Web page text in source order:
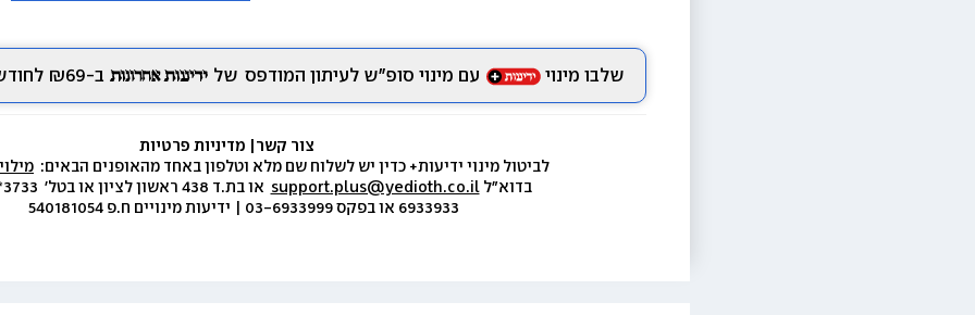
שלבו מינוי עם מינוי סופ״ש לעיתון המודפס של ב-₪69 לחודש.
צור קשר
לביטול מינוי ידיעות+ כדין יש לשלוח שם מלא וטלפון באחד מהאופנים הבאים:
בדוא״ל support.plus@yedioth.co.il
6933933 או בפקס 03-6933999 | ידיעות מינויים ח.פ 540181054